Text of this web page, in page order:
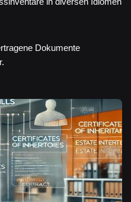
Dokumente